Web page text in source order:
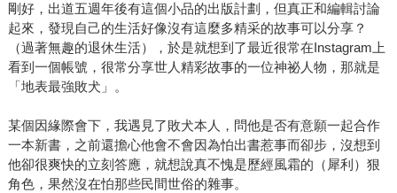
剛好，出道五週年後有這個小品的出版計劃，但真正和編輯討論
起來，發現自己的生活好像沒有這麼多精采的故事可以分享？
（過著無趣的退休生活），於是就想到了最近很常在Instagram上
看到一個帳號，很常分享世人精彩故事的一位神祕人物，那就是
「地表最強敗犬」。
某個因緣際會下，我遇見了敗犬本人，問他是否有意願一起合作
一本新書，之前還擔心他會不會因為怕出書惹事而卻步，沒想到
他卻很爽快的立刻答應，就想說真不愧是歷經風霜的（犀利）狠
角色，果然沒在怕那些民間世俗的雜事。